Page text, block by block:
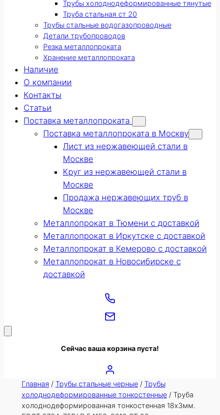
Трубы холоднодеформированные тянутые
Труба стальная ст 20
Трубы стальные водогазопроводные
Детали трубопроводов
Резка металлопроката
Хранение металлопроката
Наличие
О компании
Контакты
Статьи
Поставка металлопроката
Поставка металлопроката в Москву
Лист из нержавеющей стали в
Москве
Круг из нержавеющей стали в
Москве
Продажа нержавеющих труб в
Москве
Металлопрокат в Тюмени с доставкой
Металлопрокат в Иркутске с доставкой
Металлопрокат в Кемерово с доставкой
Металлопрокат в Новосибирске с
доставкой
Сейчас ваша корзина пуста!
Главная / Трубы стальные черные/ Трубы
холоднодеформированные тонкостенные/ Труба
холоднодеформированная тонкостенная 18х3мм.